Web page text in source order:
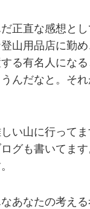
正直な感想と
山用品店に勤
る有名人にな
んだなと。そ
い山に行って
グも書いてま
あなたの考え